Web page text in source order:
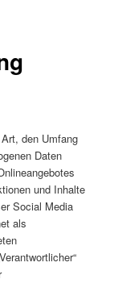
den Umfang
Daten
und Inhalte
Social Media
als